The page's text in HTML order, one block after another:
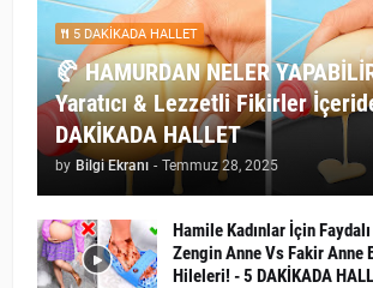
5 DAKİKADA HALLET
🥐 HAMURDAN NELER
Yaratıcı & Lezzetli Fikirler
DAKİKADA HALLET
by Bilgi Ekranı - Temmuz 28, 2025
Hamile Kadınlar İçin
Zengin Anne Vs Fakir Anne
Hileleri! - 5 DAKİKADA